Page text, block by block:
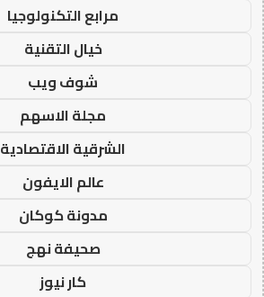
مرابع التكنولوجيا
خيال التقنية
شوف ويب
مجلة الاسهم
الشرقية الاقتصادية
عالم الايفون
مدونة كوكان
صحيفة نهج
كار نيوز